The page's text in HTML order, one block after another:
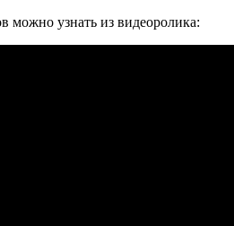
можно узнать из видеоролика: